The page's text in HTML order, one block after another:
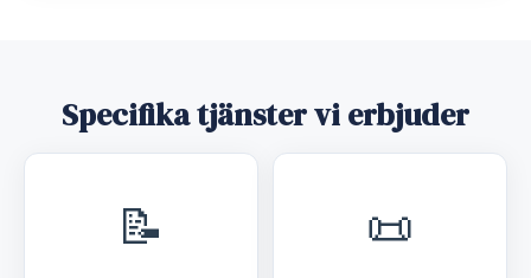
Specifika tjänster vi erbjuder
📝 📜